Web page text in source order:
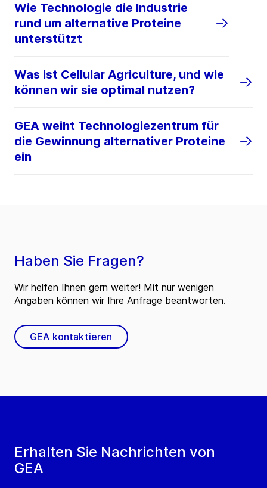
Wie Technologie die Industrie
rund um alternative Proteine
unterstützt
Was ist Cellular Agriculture, und wie
können wir sie optimal nutzen?
GEA weiht Technologiezentrum für
die Gewinnung alternativer Proteine
ein
Erhalten Sie Nachrichten von
GEA
Haben Sie Fragen?
Wir helfen Ihnen gern weiter! Mit nur wenigen
Angaben können wir Ihre Anfrage beantworten.
GEA kontaktieren